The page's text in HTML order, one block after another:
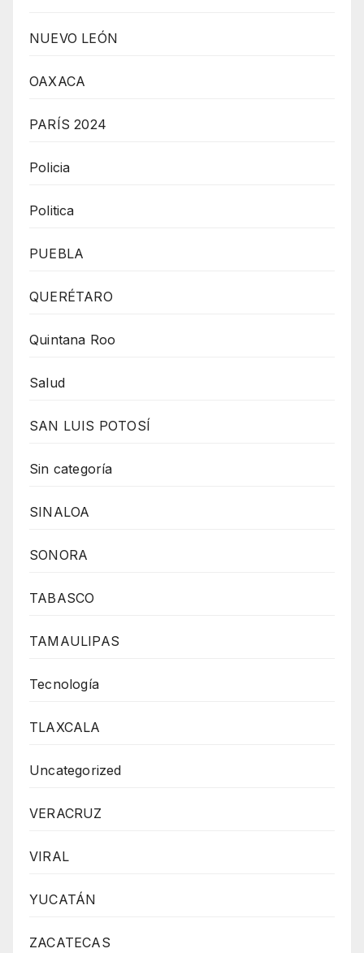
NUEVO LEÓN
OAXACA
PARÍS 2024
Policia
Politica
PUEBLA
QUERÉTARO
Quintana Roo
Salud
SAN LUIS POTOSÍ
Sin categoría
SINALOA
SONORA
TABASCO
TAMAULIPAS
Tecnología
TLAXCALA
Uncategorized
VERACRUZ
VIRAL
YUCATÁN
ZACATECAS